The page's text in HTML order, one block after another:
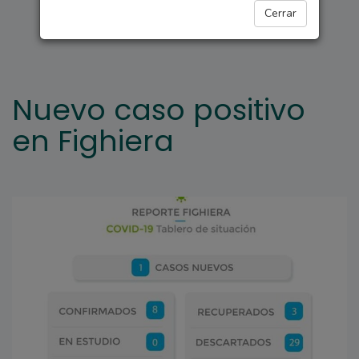
Cerrar
Nuevo caso positivo
en Fighiera